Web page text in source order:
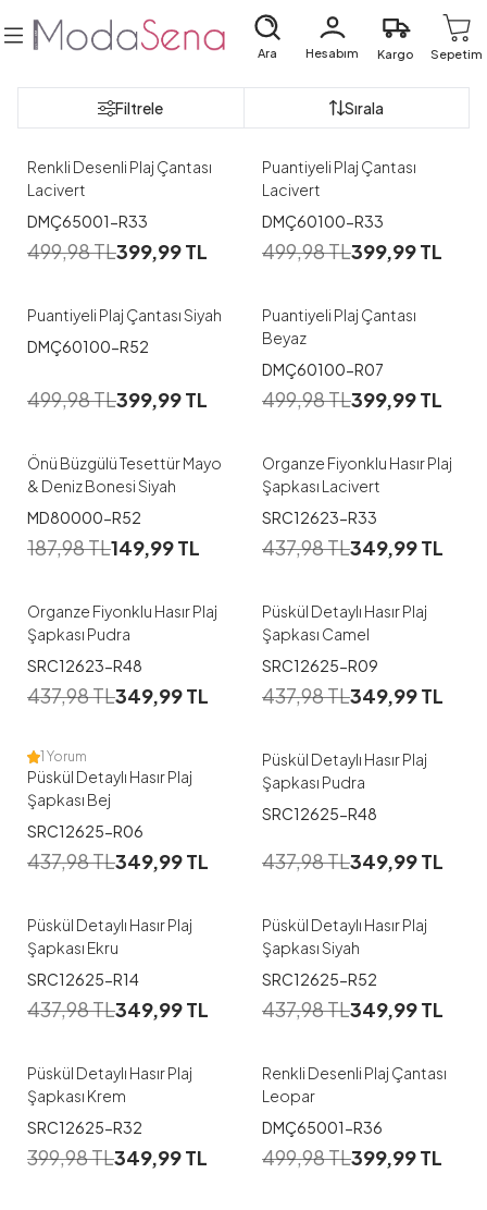
Ara Hesabım Kargo Sepetim
Filtrele Sırala
Renkli Desenli Plaj Çantası
Lacivert
DMÇ65001-R33
499,98TL399,99TL
Puantiyeli Plaj Çantası
Lacivert
DMÇ60100-R33
499,98TL399,99TL
Puantiyeli Plaj Çantası Siyah
DMÇ60100-R52
499,98TL399,99TL
Puantiyeli Plaj Çantası
Beyaz
DMÇ60100-R07
499,98TL399,99TL
Önü Büzgülü Tesettür Mayo
& Deniz Bonesi Siyah
MD80000-R52
187,98TL149,99TL
Organze Fiyonklu Hasır Plaj
Şapkası Lacivert
SRC12623-R33
437,98TL349,99TL
Organze Fiyonklu Hasır Plaj
Şapkası Pudra
SRC12623-R48
437,98TL349,99TL
Püskül Detaylı Hasır Plaj
Şapkası Camel
SRC12625-R09
437,98TL349,99TL
1 Yorum
Püskül Detaylı Hasır Plaj
Şapkası Bej
SRC12625-R06
437,98TL349,99TL
Püskül Detaylı Hasır Plaj
Şapkası Pudra
SRC12625-R48
437,98TL349,99TL
Püskül Detaylı Hasır Plaj
Şapkası Ekru
SRC12625-R14
437,98TL349,99TL
Püskül Detaylı Hasır Plaj
Şapkası Siyah
SRC12625-R52
437,98TL349,99TL
Püskül Detaylı Hasır Plaj
Şapkası Krem
SRC12625-R32
399,98TL349,99TL
Renkli Desenli Plaj Çantası
Leopar
DMÇ65001-R36
499,98TL399,99TL